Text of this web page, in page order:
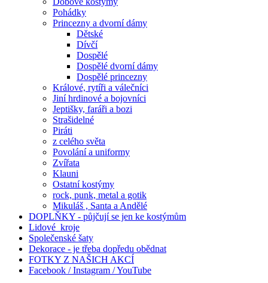
Pohádky
Princezny a dvorní dámy
Dětské
Dívčí
Dospělé
Dospělé dvorní dámy
Dospělé princezny
Králové, rytíři a válečníci
Jiní hrdinové a bojovníci
Jeptišky, faráři a bozi
Strašidelné
Piráti
z celého světa
Povolání a uniformy
Zvířata
Klauni
Ostatní kostýmy
rock, punk, metal a gotik
Mikuláš , Santa a Andělé
DOPLŇKY - půjčují se jen ke kostýmům
Lidové kroje
Společenské šaty
Dekorace - je třeba dopředu obědnat
FOTKY Z NAŠICH AKCÍ
Facebook / Instagram / YouTube